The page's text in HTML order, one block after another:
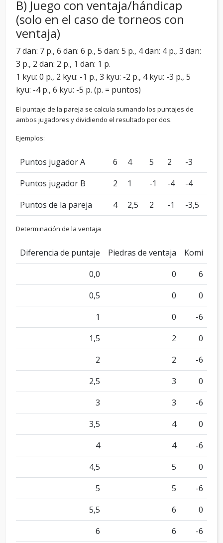
B) Juego con ventaja/hándicap
(solo en el caso de torneos con
ventaja)
7 dan: 7 p., 6 dan: 6 p., 5 dan: 5 p., 4 dan: 4 p., 3 dan:
3 p., 2 dan: 2 p., 1 dan: 1 p.
1 kyu: 0 p., 2 kyu: -1 p., 3 kyu: -2 p., 4 kyu: -3 p., 5
kyu: -4 p., 6 kyu: -5 p. (p. = puntos)
El puntaje de la pareja se calcula sumando los puntajes de
ambos jugadores y dividiendo el resultado por dos.
Ejemplos:
Puntos jugador A 6 4 5 2
-3
Puntos jugador B
2 1 -1 -4
-4
Puntos de la pareja
4 2,5 2 -1 -3,5
Determinación de la ventaja
Diferencia de puntaje Piedras de ventaja
Komi
0,0
0
6
0,5
0
0
1
0
-6
1,5
2
0
2
2
-6
2,5
3
0
3
3
-6
3,5
4
0
4
4
-6
4,5
5
0
5
5
-6
5,5
6
0
6
6
-6